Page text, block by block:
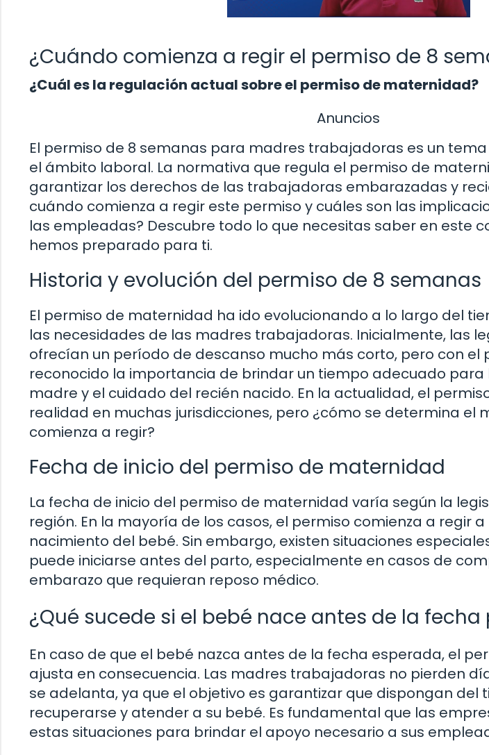
¿Cuándo comienza a regir el permiso de 8
¿Cuál es la regulación actual sobre el permiso de maternidad?
Anuncios
El permiso de 8 semanas para madres trabajadoras es un
el ámbito laboral. La normativa que regula el permiso de
garantizar los derechos de las trabajadoras embarazadas y
cuándo comienza a regir este permiso y cuáles son las
las empleadas? Descubre todo lo que necesitas saber en este
hemos preparado para ti.
Historia y evolución del permiso de 8 semanas
El permiso de maternidad ha ido evolucionando a lo largo del
las necesidades de las madres trabajadoras. Inicialmente, las
ofrecían un período de descanso mucho más corto, pero con el
reconocido la importancia de brindar un tiempo adecuado para
madre y el cuidado del recién nacido. En la actualidad, el
realidad en muchas jurisdicciones, pero ¿cómo se determina el
comienza a regir?
Fecha de inicio del permiso de maternidad
La fecha de inicio del permiso de maternidad varía según la
región. En la mayoría de los casos, el permiso comienza a regir
nacimiento del bebé. Sin embargo, existen situaciones
puede iniciarse antes del parto, especialmente en casos de
embarazo que requieran reposo médico.
¿Qué sucede si el bebé nace antes de la fecha
En caso de que el bebé nazca antes de la fecha esperada, el
ajusta en consecuencia. Las madres trabajadoras no pierden
se adelanta, ya que el objetivo es garantizar que dispongan del
recuperarse y atender a su bebé. Es fundamental que las
estas situaciones para brindar el apoyo necesario a sus